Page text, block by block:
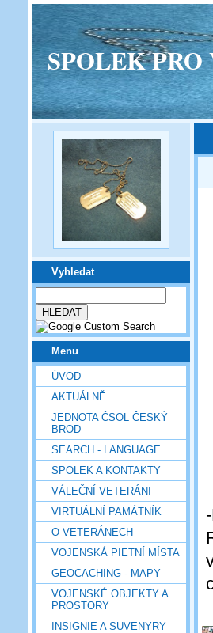
SPOLEK PRO
Vyhledat
Menu
ÚVOD
AKTUÁLNĚ
JEDNOTA ČSOL ČESKÝ
BROD
SEARCH - LANGUAGE
SPOLEK A KONTAKTY
VÁLEČNÍ VETERÁNI
VIRTUÁLNÍ PAMÁTNÍK
O VETERÁNECH
VOJENSKÁ PIETNÍ MÍSTA
GEOCACHING - MAPY
VOJENSKÉ OBJEKTY A
PROSTORY
INSIGNIE A SUVENYRY